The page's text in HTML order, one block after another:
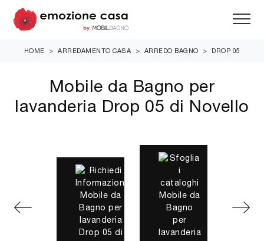
HOME > ARREDAMENTO CASA > ARREDO BAGNO > DROP 05
Mobile da Bagno per
lavanderia Drop 05 di Novello